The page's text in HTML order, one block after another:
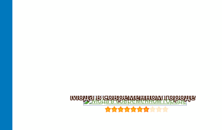
Мода в современном городе